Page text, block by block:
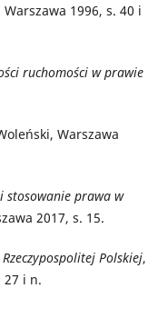
Warszawa 1996, s. 40 i
ruchomości w prawie
Warszawa
stosowanie prawa w
2017, s. 15.
Polskiej,
27 i n.